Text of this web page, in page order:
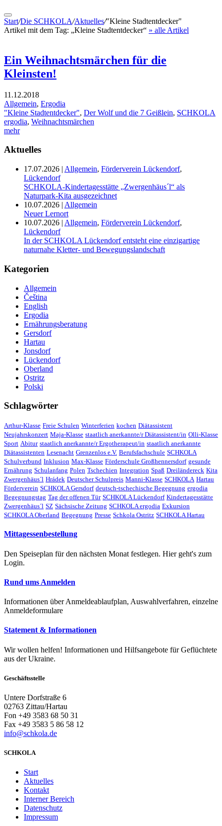
Start/Die SCHKOLA/Aktuelles/"Kleine Stadtentdecker"
Artikel mit dem Tag: „Kleine Stadtentdecker“ » alle Artikel
Ein Weihnachtsmärchen für die
Kleinsten!
11.12.2018
Allgemein, Ergodia
"Kleine Stadtentdecker", Der Wolf und die 7 Geißlein, SCHKOLA
ergodia, Weihnachtsmärchen
mehr
Aktuelles
17.07.2026 | Allgemein, Förderverein Lückendorf,
Lückendorf
SCHKOLA-Kindertagesstätte „Zwergenhäus´l“ als
Naturpark-Kita ausgezeichnet
10.07.2026 | Allgemein
Neuer Lernort
10.07.2026 | Allgemein, Förderverein Lückendorf,
Lückendorf
In der SCHKOLA Lückendorf entsteht eine einzigartige
naturnahe Kletter- und Bewegungslandschaft
Kategorien
Allgemein
Čeština
English
Ergodia
Ernährungsberatung
Gersdorf
Hartau
Jonsdorf
Lückendorf
Oberland
Ostritz
Polski
Schlagwörter
Arthur-Klasse Freie Schulen Winterferien kochen Diätassistent
Neujahrskonzert Maja-Klasse staatlich anerkannte/r Diätassistent/in Olli-Klasse
Sport Abitur staatlich anerkannte/r Ergotherapeut/in staatlich anerkannte
Diätassistenten Lesenacht Grenzenlos e.V. Berufsfachschule SCHKOLA
Schulverbund Inklusion Max-Klasse Förderschule Großhennersdorf gesunde
Ernährung Schulanfang Polen Tschechien Integration Spaß Dreiländereck Kita
Zwergenhäus´l Hrádek Deutscher Schulpreis Manni-Klasse SCHKOLA Hartau
Förderverein SCHKOLA Gersdorf deutsch-tschechische Begegnung ergodia
Begegnungstag Tag der offenen Tür SCHKOLA Lückendorf Kindertagesstätte
Zwergenhäus´l SZ Sächsische Zeitung SCHKOLA ergodia Exkursion
SCHKOLA Oberland Begegnung Presse Schkola Ostritz SCHKOLA Hartau
Mittagessenbestellung
Den Speiseplan für den nächsten Monat festlegen. Hier geht's zum
Login.
Rund ums Anmelden
Informationen über Anmeldeablaufplan, Auswahlverfahren, einzelne
Anmeldeformulare
Statement & Informationen
Wir wollen helfen! Informationen und Hilfsangebote für Geflüchtete
aus der Ukraine.
Geschäftsstelle
Untere Dorfstraße 6
02763 Zittau/Hartau
Fon +49 3583 68 50 31
Fax +49 3583 5 86 58 12
info@schkola.de
SCHKOLA
Start
Aktuelles
Kontakt
Interner Bereich
Datenschutz
Impressum